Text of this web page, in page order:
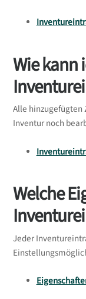
Wie kann
Alle hinzugefügten
Inventur noch
Welche
Jeder